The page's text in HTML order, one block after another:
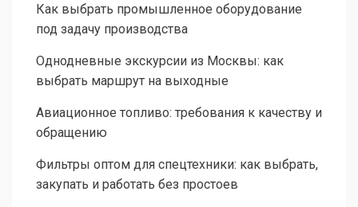
Как выбрать промышленное оборудование
под задачу производства
Однодневные экскурсии из Москвы: как
выбрать маршрут на выходные
Авиационное топливо: требования к качеству и
обращению
Фильтры оптом для спецтехники: как выбрать,
закупать и работать без простоев